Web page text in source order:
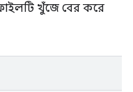
খুঁজে বের করে